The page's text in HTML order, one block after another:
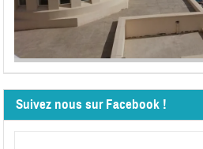
Suivez nous sur Facebook !